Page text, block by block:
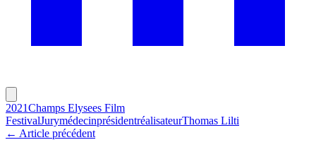
2021Champs Elysees Film
FestivalJurymédecinprésidentréalisateurThomas Lilti
← Article précédent